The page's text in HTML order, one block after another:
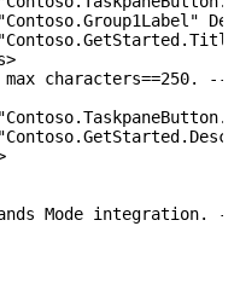
"Contoso.Group1Label"
>
characters==250. -->
Mode integration. --